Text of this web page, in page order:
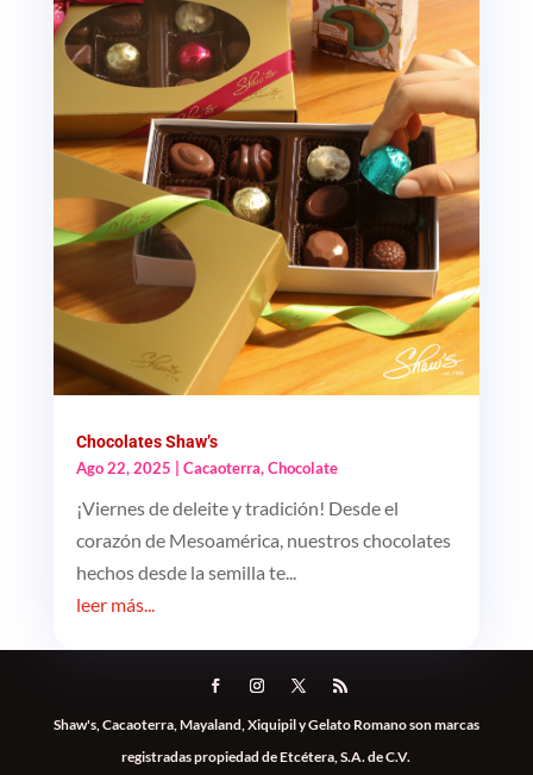
Chocolates Shaw’s
Ago 22, 2025 | Cacaoterra,Chocolate
¡Viernes de deleite y tradición! Desde el
corazón de Mesoamérica, nuestros chocolates
hechos desde la semilla te...
leer más...
Shaw's, Cacaoterra, Mayaland, Xiquipil y Gelato Romano son marcas
registradas propiedad de Etcétera, S.A. de C.V.